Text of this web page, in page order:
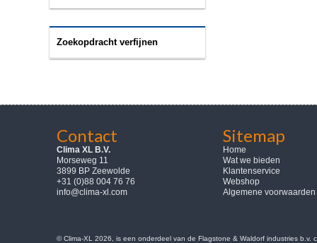
Zoekopdracht verfijnen
Contact
Clima XL B.V.
Morseweg 11
3899 BP Zeewolde
+31 (0)88 004 76 76
info@clima-xl.com
Sitemap
Home
Wat we bieden
Klantenservice
Webshop
Algemene voorwaarden
© Clima-XL 2026, is een onderdeel van de Flagstone & Waldorf industries b.v.